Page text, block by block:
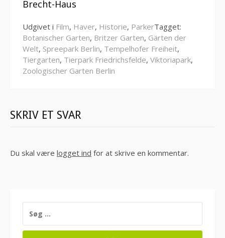
Brecht-Haus
Udgivet i Film, Haver, Historie, ParkerTagget:
Botanischer Garten, Britzer Garten, Gärten der
Welt, Spreepark Berlin, Tempelhofer Freiheit,
Tiergarten, Tierpark Friedrichsfelde, Viktoriapark,
Zoologischer Garten Berlin
SKRIV ET SVAR
Du skal være logget ind for at skrive en kommentar.
EFTER: